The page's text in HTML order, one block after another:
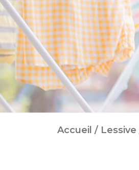
Accueil / Lessive